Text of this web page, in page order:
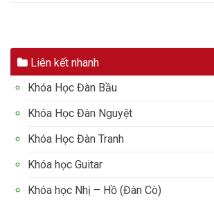
Liên kết nhanh
Khóa Học Đàn Bầu
Khóa Học Đàn Nguyệt
Khóa Học Đàn Tranh
Khóa học Guitar
Khóa học Nhị – Hồ (Đàn Cò)